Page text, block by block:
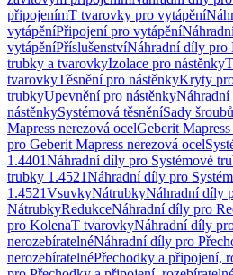
připojenímT tvarovky pro vytápění
vytápěníPřipojení pro vytápění
vytápěníPříslušenstvíNáhradní díly pro
trubky a tvarovkyIzolace pro nástěnky
tvarovkyTěsnění pro nástěnkyKryty
trubkyUpevnění pro nástěnky
nástěnkySystémová těsněníSady
Mapress nerezová ocelGeberit
pro Geberit Mapress nerezová ocel
1.4401Náhradní díly pro Systémové
trubky 1.4521Náhradní díly pro
1.4521VsuvkyNátrubkyNáhradní díly
NátrubkyRedukceNáhradní díly pro
pro KolenaT tvarovkyNáhradní díly
nerozebíratelnéNáhradní díly pro
nerozebíratelnéPřechodky a připojení,